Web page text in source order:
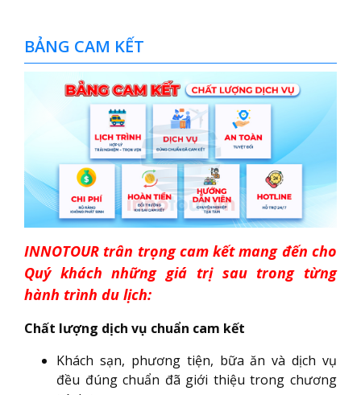
BẢNG CAM KẾT
INNOTOUR trân trọng cam kết mang đến cho
Quý khách những giá trị sau trong từng
hành trình du lịch:
Chất lượng dịch vụ chuẩn cam kết
Khách sạn, phương tiện, bữa ăn và dịch vụ
đều đúng chuẩn đã giới thiệu trong chương